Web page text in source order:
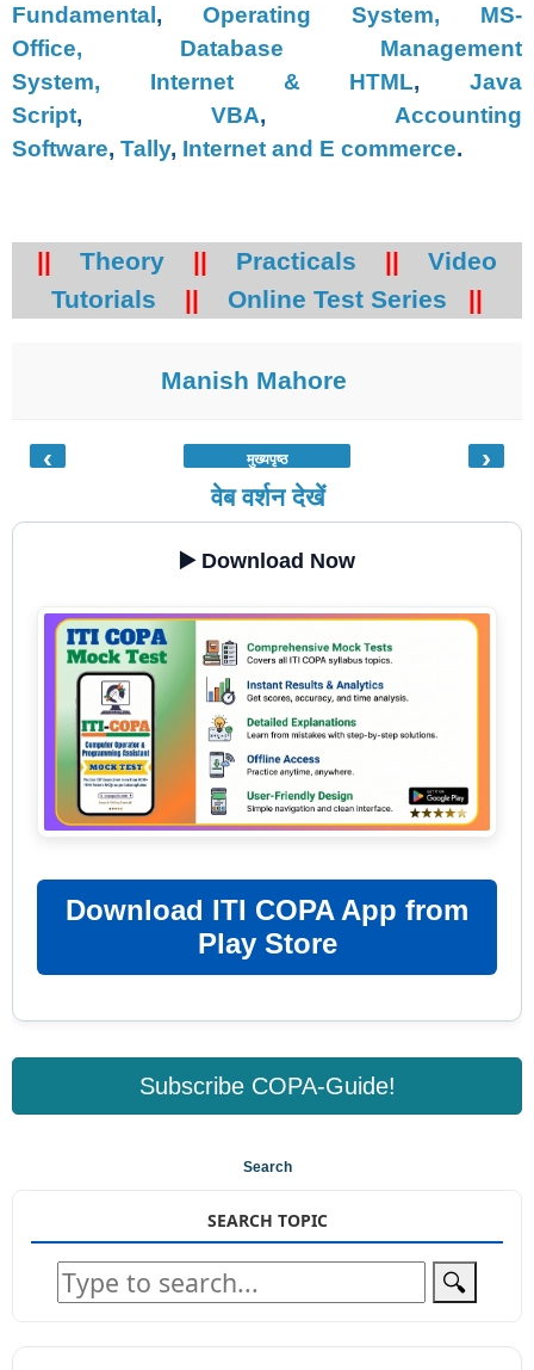
Fundamental, Operating System,
MS-
Office,
Database Management
System,
Internet & HTML, Java
Script, VBA, Accounting
Software, Tally, Internet and E commerce.
|| Theory || Practicals ||
Video
Tutorials
|| Online Test Series ||
Manish Mahore
‹ ›
मुख्यपृष्ठ
वेब वर्शन देखें
▶️ Download Now
Download ITI COPA App from
Play Store
Subscribe COPA-Guide!
Search
SEARCH TOPIC
🔍